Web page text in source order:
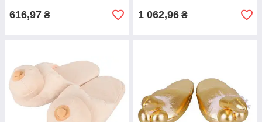
616,97 ₴ 1 062,96 ₴